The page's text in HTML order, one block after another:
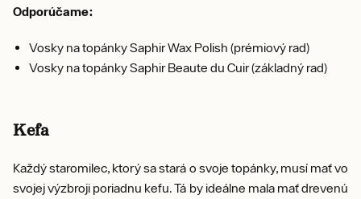
Odporúčame:
Vosky na topánky Saphir Wax Polish (prémiový rad)
Vosky na topánky Saphir Beaute du Cuir (základný rad)
Kefa
Každý staromilec, ktorý sa stará o svoje topánky, musí mať vo
svojej výzbroji poriadnu kefu. Tá by ideálne mala mať drevenú